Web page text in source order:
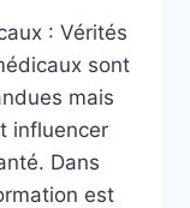
: Vérités
sont
mais
influencer
Dans
est